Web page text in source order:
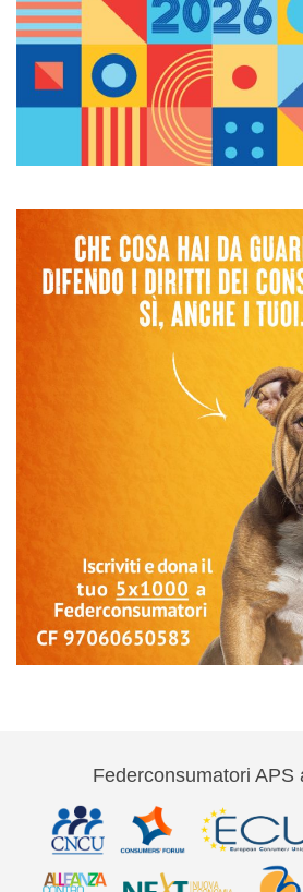
Federconsumatori APS